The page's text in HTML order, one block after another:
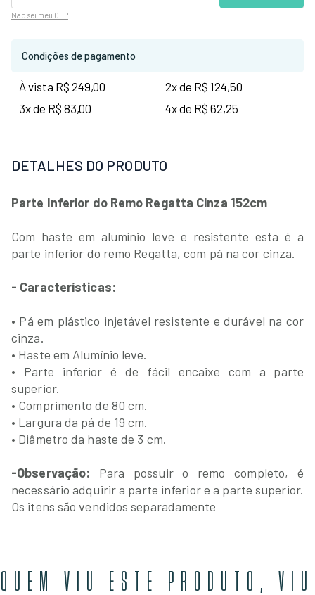
Não sei meu CEP
Condições de pagamento
À vista R$ 249,00
2x de R$ 124,50
3x de R$ 83,00
4x de R$ 62,25
DETALHES DO PRODUTO
Parte Inferior do Remo Regatta Cinza 152cm
Com haste em alumínio leve e resistente esta é a
parte inferior do remo Regatta, com pá na cor cinza.
- Características:
• Pá em plástico injetável resistente e durável na cor
cinza.
• Haste em Alumínio leve.
• Parte inferior é de fácil encaixe com a parte
superior.
• Comprimento de 80 cm.
• Largura da pá de 19 cm.
• Diâmetro da haste de 3 cm.
-Observação: Para possuir o remo completo, é
necessário adquirir a parte inferior e a parte superior.
Os itens são vendidos separadamente
QUEM VIU ESTE PRODUTO, VIU